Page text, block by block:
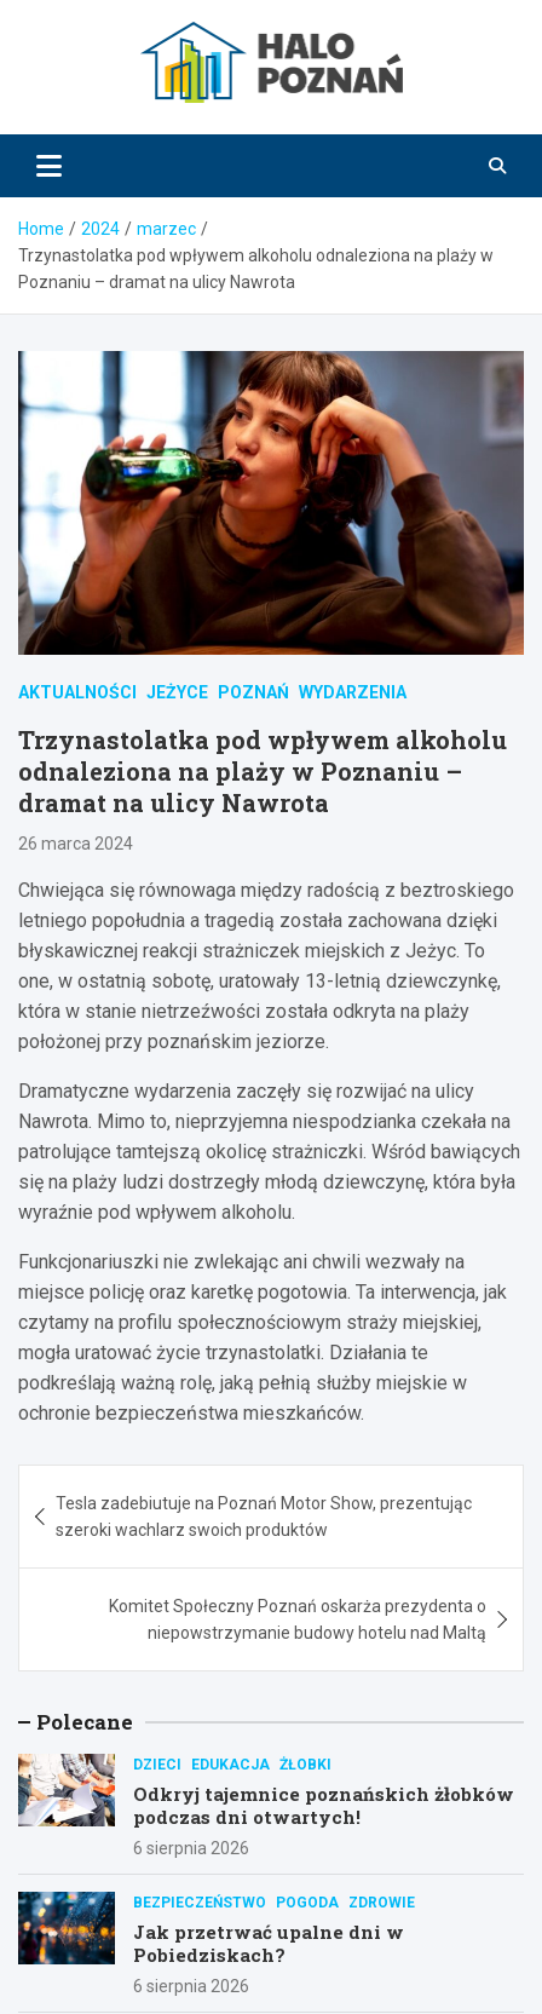
HaloPoznań.pl
Home 2024
marzec
Trzynastolatka pod wpływem alkoholu odnaleziona na plaży w
Poznaniu – dramat na ulicy Nawrota
AKTUALNOŚCI JEŻYCE POZNAŃ WYDARZENIA
Trzynastolatka pod wpływem alkoholu
odnaleziona na plaży w Poznaniu –
dramat na ulicy Nawrota
26 marca 2024
Chwiejąca się równowaga między radością z beztroskiego
letniego popołudnia a tragedią została zachowana dzięki
błyskawicznej reakcji strażniczek miejskich z Jeżyc. To
one, w ostatnią sobotę, uratowały 13-letnią dziewczynkę,
która w stanie nietrzeźwości została odkryta na plaży
położonej przy poznańskim jeziorze.
Dramatyczne wydarzenia zaczęły się rozwijać na ulicy
Nawrota. Mimo to, nieprzyjemna niespodzianka czekała na
patrolujące tamtejszą okolicę strażniczki. Wśród bawiących
się na plaży ludzi dostrzegły młodą dziewczynę, która była
wyraźnie pod wpływem alkoholu.
Funkcjonariuszki nie zwlekając ani chwili wezwały na
miejsce policję oraz karetkę pogotowia. Ta interwencja, jak
czytamy na profilu społecznościowym straży miejskiej,
mogła uratować życie trzynastolatki. Działania te
podkreślają ważną rolę, jaką pełnią służby miejskie w
ochronie bezpieczeństwa mieszkańców.
wpisu
Tesla zadebiutuje na Poznań Motor Show, prezentując
szeroki wachlarz swoich produktów
Komitet Społeczny Poznań oskarża prezydenta o
niepowstrzymanie budowy hotelu nad Maltą
Polecane
DZIECI EDUKACJA ŻŁOBKI
Odkryj tajemnice poznańskich żłobków
podczas dni otwartych!
6 sierpnia 2026
BEZPIECZEŃSTWO POGODA ZDROWIE
Jak przetrwać upalne dni w
Pobiedziskach?
6 sierpnia 2026